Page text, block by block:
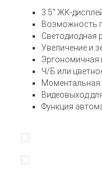
3.5″ ЖК-
Возможность
Светодиодная
Увеличение и
Эргономичная
Ч/Б или
Моментальная
Видеовыход
Функция